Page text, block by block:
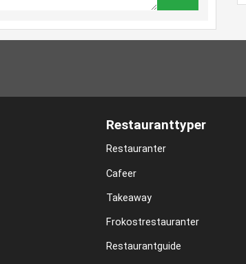
Restauranttyper
Restauranter
Cafeer
Takeaway
Frokostrestauranter
Restaurantguide